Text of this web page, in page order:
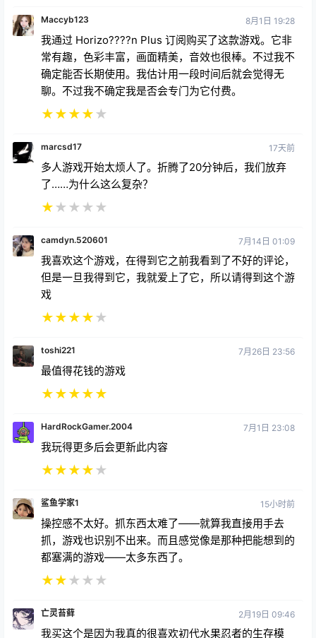
Maccyb123 8月1日 19:28
我通过 Horizo????n Plus 订阅购买了这款游戏。它非
常有趣，色彩丰富，画面精美，音效也很棒。不过我不
确定能否长期使用。我估计用一段时间后就会觉得无
聊。不过我不确定我是否会专门为它付费。
★★★★★
marcsd17 17天前
多人游戏开始太烦人了。折腾了20分钟后，我们放弃
了……为什么这么复杂？
★★ ★ ★ ★
camdyn.520601 7月14日 01:09
我喜欢这个游戏，在得到它之前我看到了不好的评论，
但是一旦我得到它，我就爱上了它，所以请得到这个游
戏
★★★★★
toshi221 7月26日 23:56
最值得花钱的游戏
★★★★★
HardRockGamer.2004 7月1日 23:08
我玩得更多后会更新此内容
★★★★★
鲨鱼学家1 15小时前
操控感不太好。抓东西太难了——就算我直接用手去
抓，游戏也识别不出来。而且感觉像是那种把能想到的
都塞满的游戏——太多东西了。
★★★ ★ ★
亡灵苔藓 2月19日 09:46
我买这个是因为我真的很喜欢初代水果忍者的生存模